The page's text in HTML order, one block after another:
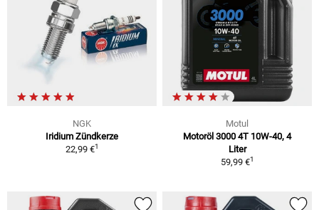
NGK
Iridium Zündkerze
22,99 €1
Motul
Motoröl 3000 4T 10W-40, 4
Liter
59,99 €1